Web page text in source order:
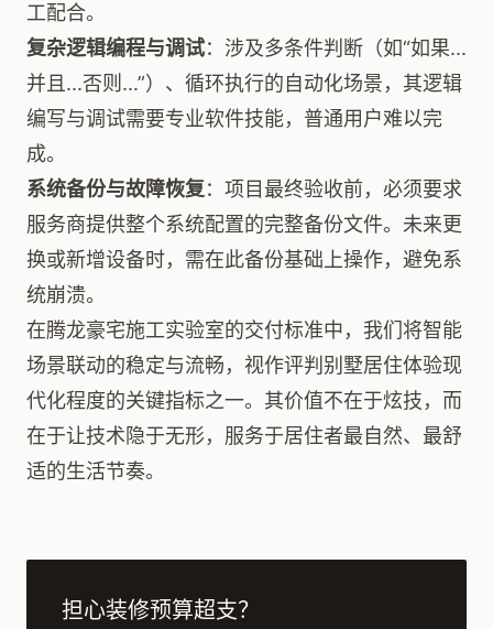
工配合。
复杂逻辑编程与调试：涉及多条件判断（如“如果...
并且...否则...”）、循环执行的自动化场景，其逻辑
编写与调试需要专业软件技能，普通用户难以完
成。
系统备份与故障恢复：项目最终验收前，必须要求
服务商提供整个系统配置的完整备份文件。未来更
换或新增设备时，需在此备份基础上操作，避免系
统崩溃。
在腾龙豪宅施工实验室的交付标准中，我们将智能
场景联动的稳定与流畅，视作评判别墅居住体验现
代化程度的关键指标之一。其价值不在于炫技，而
在于让技术隐于无形，服务于居住者最自然、最舒
适的生活节奏。
担心装修预算超支？